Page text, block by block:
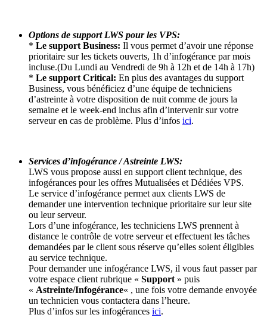
Options de support LWS pour les VPS:
* Le support Business: Il vous permet d’avoir une réponse
prioritaire sur les tickets ouverts, 1h d’infogérance par mois
incluse.(Du Lundi au Vendredi de 9h à 12h et de 14h à 17h)
* Le support Critical: En plus des avantages du support
Business, vous bénéficiez d’une équipe de techniciens
d’astreinte à votre disposition de nuit comme de jours la
semaine et le week-end inclus afin d’intervenir sur votre
serveur en cas de problème. Plus d’infos ici.
Services d’infogérance / Astreinte LWS:
LWS vous propose aussi en support client technique, des
infogérances pour les offres Mutualisées et Dédiées VPS.
Le service d’infogérance permet aux clients LWS de
demander une intervention technique prioritaire sur leur site
ou leur serveur.
Lors d’une infogérance, les techniciens LWS prennent à
distance le contrôle de votre serveur et effectuent les tâches
demandées par le client sous réserve qu’elles soient éligibles
au service technique.
Pour demander une infogérance LWS, il vous faut passer par
votre espace client rubrique « Support » puis
« Astreinte/Infogérance« , une fois votre demande envoyée
un technicien vous contactera dans l’heure.
Plus d’infos sur les infogérances ici.